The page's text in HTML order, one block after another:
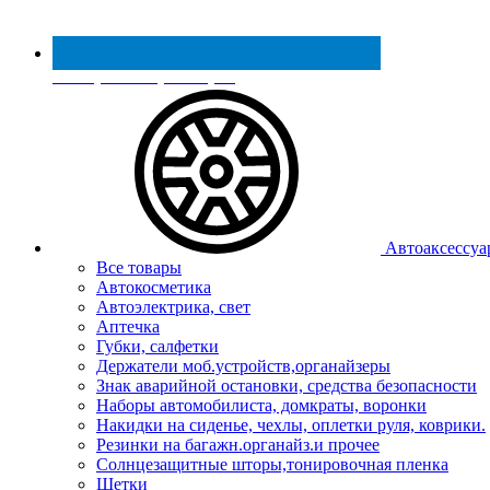
Реестр МинПромТорга
Все товары
Автокосметика
Автоэлектрика, свет
Аптечка
Губки, салфетки
Держатели моб.устройств,органайзеры
Знак аварийной остановки, средства безопасности
Наборы автомобилиста, домкраты, воронки
Накидки на сиденье, чехлы, оплетки руля, коврики.
Резинки на багажн.органайз.и прочее
Солнцезащитные шторы,тонировочная пленка
Щетки